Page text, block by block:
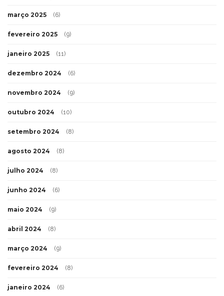
março 2025 (6)
fevereiro 2025 (9)
janeiro 2025 (11)
dezembro 2024 (6)
novembro 2024 (9)
outubro 2024 (10)
setembro 2024 (8)
agosto 2024 (8)
julho 2024 (8)
junho 2024 (6)
maio 2024 (9)
abril 2024 (8)
março 2024 (9)
fevereiro 2024 (8)
janeiro 2024 (6)